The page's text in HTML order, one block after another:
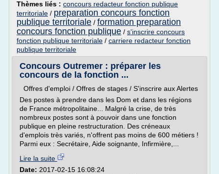
Thèmes liés : concours redacteur fonction publique
territoriale / preparation concours fonction
publique territoriale / formation preparation
concours fonction publique / s'inscrire concours
fonction publique territoriale / carriere redacteur fonction
publique territoriale
Concours Outremer : préparer les
concours de la fonction ...
Offres d'emploi / Offres de stages / S'inscrire aux Alertes
Des postes à prendre dans les Dom et dans les régions
de France métropolitaine... Malgré la crise, de très
nombreux postes sont à pouvoir dans une fonction
publique en pleine restructuration. Des créneaux
d'emplois très variés, n'offrent pas moins de 600 métiers !
Parmi eux : Secrétaire, Aide soignante, Infirmière,...
Lire la suite
Date: 2017-02-15 16:08:24